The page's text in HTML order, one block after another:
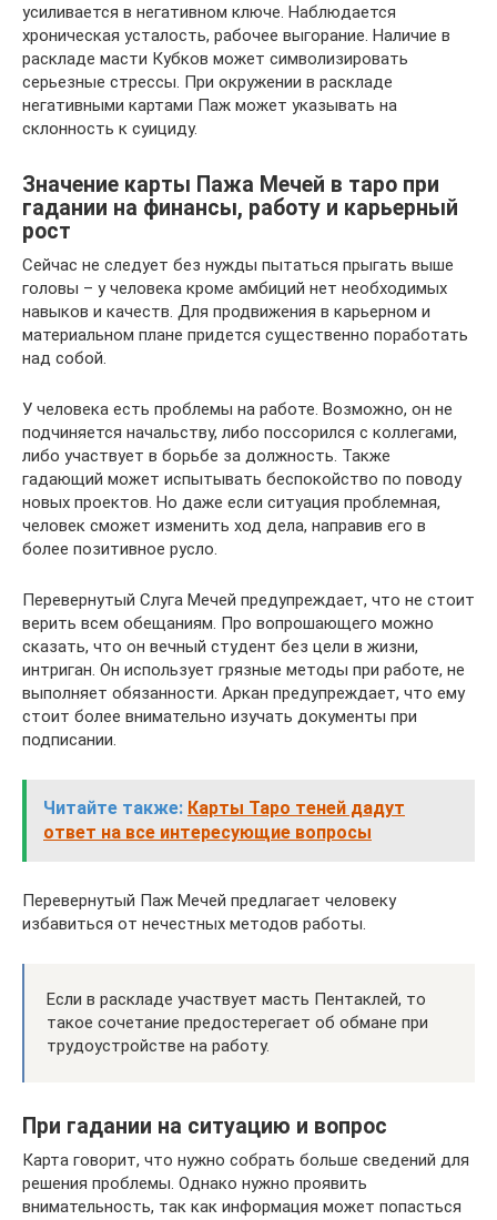
усиливается в негативном ключе. Наблюдается
хроническая усталость, рабочее выгорание. Наличие в
раскладе масти Кубков может символизировать
серьезные стрессы. При окружении в раскладе
негативными картами Паж может указывать на
склонность к суициду.
Значение карты Пажа Мечей в таро при
гадании на финансы, работу и карьерный
рост
Сейчас не следует без нужды пытаться прыгать выше
головы – у человека кроме амбиций нет необходимых
навыков и качеств. Для продвижения в карьерном и
материальном плане придется существенно поработать
над собой.
У человека есть проблемы на работе. Возможно, он не
подчиняется начальству, либо поссорился с коллегами,
либо участвует в борьбе за должность. Также
гадающий может испытывать беспокойство по поводу
новых проектов. Но даже если ситуация проблемная,
человек сможет изменить ход дела, направив его в
более позитивное русло.
Перевернутый Слуга Мечей предупреждает, что не стоит
верить всем обещаниям. Про вопрошающего можно
сказать, что он вечный студент без цели в жизни,
интриган. Он использует грязные методы при работе, не
выполняет обязанности. Аркан предупреждает, что ему
стоит более внимательно изучать документы при
подписании.
Читайте также: Карты Таро теней дадут
ответ на все интересующие вопросы
Перевернутый Паж Мечей предлагает человеку
избавиться от нечестных методов работы.
Если в раскладе участвует масть Пентаклей, то
такое сочетание предостерегает об обмане при
трудоустройстве на работу.
При гадании на ситуацию и вопрос
Карта говорит, что нужно собрать больше сведений для
решения проблемы. Однако нужно проявить
внимательность, так как информация может попасться